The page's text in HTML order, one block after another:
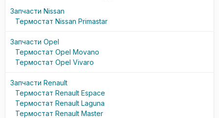
Запчасти Nissan
Термостат Nissan Primastar
Запчасти Opel
Термостат Opel Movano
Термостат Opel Vivaro
Запчасти Renault
Термостат Renault Espace
Термостат Renault Laguna
Термостат Renault Master